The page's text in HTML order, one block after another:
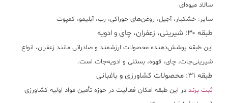
سالاد میوه‌ای
سایر: خشکبار، آجيل، روغن‌های خوراکی، رب، آبلیمو، کمپوت
طبقه ۳۰: شیرینی، زعفران، چای و ادویه
این طبقه پوشش‌دهنده محصولات ارزشمند و صادراتی مانند زعفران، انواع
شیرینی‌جات، چای، قهوه، بستنی و ادویه‌جات است.
طبقه ۳۱: محصولات کشاورزی و باغبانی
ثبت برند در این طبقه امکان فعالیت در حوزه تأمین مواد اولیه کشاورزی